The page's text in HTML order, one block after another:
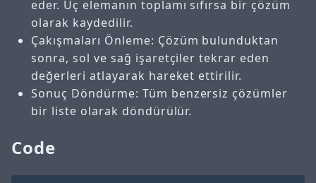
eder. Üç elemanın toplamı sıfırsa bir çözüm
olarak kaydedilir.
Çakışmaları Önleme: Çözüm bulunduktan
sonra, sol ve sağ işaretçiler tekrar eden
değerleri atlayarak hareket ettirilir.
Sonuç Döndürme: Tüm benzersiz çözümler
bir liste olarak döndürülür.
Code